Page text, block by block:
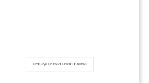
השוואת תנאים מושבים וקיבוצים